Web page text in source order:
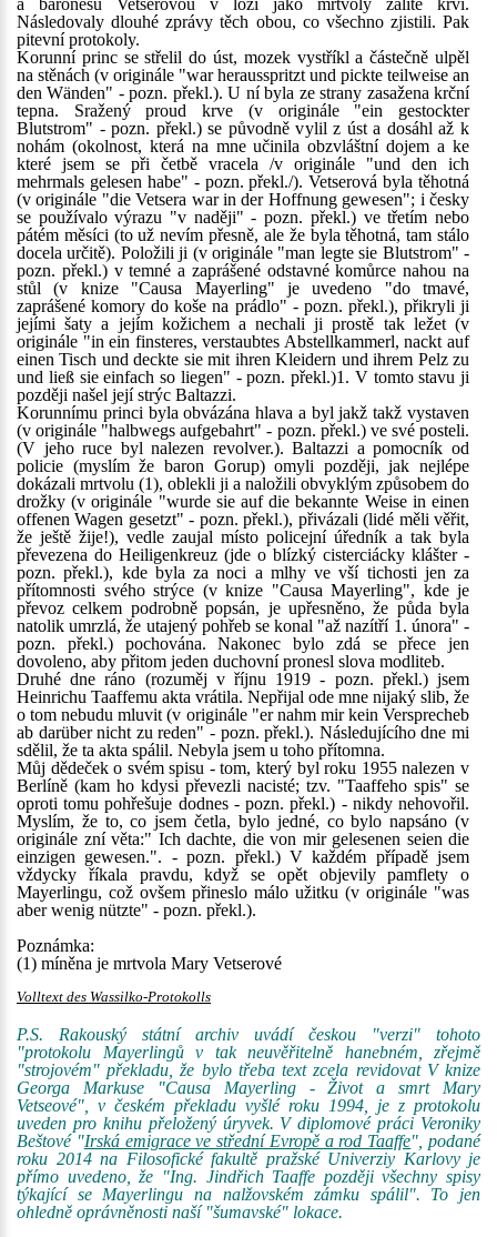
a baronesu Vetserovou v loži jako mrtvoly zalité krví.
Následovaly dlouhé zprávy těch obou, co všechno zjistili. Pak
pitevní protokoly.
Korunní princ se střelil do úst, mozek vystříkl a částečně ulpěl
na stěnách (v originále "war herausspritzt und pickte teilweise an
den Wänden" - pozn. překl.). U ní byla ze strany zasažena krční
tepna. Sražený proud krve (v originále "ein gestockter
Blutstrom" - pozn. překl.) se původně vylil z úst a dosáhl až k
nohám (okolnost, která na mne učinila obzvláštní dojem a ke
které jsem se při četbě vracela /v originále "und den ich
mehrmals gelesen habe" - pozn. překl./). Vetserová byla těhotná
(v originále "die Vetsera war in der Hoffnung gewesen"; i česky
se používalo výrazu "v naději" - pozn. překl.) ve třetím nebo
pátém měsíci (to už nevím přesně, ale že byla těhotná, tam stálo
docela určitě). Položili ji (v originále "man legte sie Blutstrom" -
pozn. překl.) v temné a zaprášené odstavné komůrce nahou na
stůl (v knize "Causa Mayerling" je uvedeno "do tmavé,
zaprášené komory do koše na prádlo" - pozn. překl.), přikryli ji
jejími šaty a jejím kožichem a nechali ji prostě tak ležet (v
originále "in ein finsteres, verstaubtes Abstellkammerl, nackt auf
einen Tisch und deckte sie mit ihren Kleidern und ihrem Pelz zu
und ließ sie einfach so liegen" - pozn. překl.)1. V tomto stavu ji
později našel její strýc Baltazzi.
Korunnímu princi byla obvázána hlava a byl jakž takž vystaven
(v originále "halbwegs aufgebahrt" - pozn. překl.) ve své posteli.
(V jeho ruce byl nalezen revolver.). Baltazzi a pomocník od
policie (myslím že baron Gorup) omyli později, jak nejlépe
dokázali mrtvolu (1), oblekli ji a naložili obvyklým způsobem do
drožky (v originále "wurde sie auf die bekannte Weise in einen
offenen Wagen gesetzt" - pozn. překl.), přivázali (lidé měli věřit,
že ještě žije!), vedle zaujal místo policejní úředník a tak byla
převezena do Heiligenkreuz (jde o blízký cisterciácky klášter -
pozn. překl.), kde byla za noci a mlhy ve vší tichosti jen za
přítomnosti svého strýce (v knize "Causa Mayerling", kde je
převoz celkem podrobně popsán, je upřesněno, že půda byla
natolik umrzlá, že utajený pohřeb se konal "až nazítří 1. února" -
pozn. překl.) pochována. Nakonec bylo zdá se přece jen
dovoleno, aby přitom jeden duchovní pronesl slova modliteb.
Druhé dne ráno (rozuměj v říjnu 1919 - pozn. překl.) jsem
Heinrichu Taaffemu akta vrátila. Nepřijal ode mne nijaký slib, že
o tom nebudu mluvit (v originále "er nahm mir kein Versprecheb
ab darüber nicht zu reden" - pozn. překl.). Následujícího dne mi
sdělil, že ta akta spálil. Nebyla jsem u toho přítomna.
Můj dědeček o svém spisu - tom, který byl roku 1955 nalezen v
Berlíně (kam ho kdysi převezli nacisté; tzv. "Taaffeho spis" se
oproti tomu pohřešuje dodnes - pozn. překl.) - nikdy nehovořil.
Myslím, že to, co jsem četla, bylo jedné, co bylo napsáno (v
originále zní věta:" Ich dachte, die von mir gelesenen seien die
einzigen gewesen.". - pozn. překl.) V každém případě jsem
vždycky říkala pravdu, když se opět objevily pamflety o
Mayerlingu, což ovšem přineslo málo užitku (v originále "was
aber wenig nützte" - pozn. překl.).
Poznámka:
(1) míněna je mrtvola Mary Vetserové
Volltext des Wassilko-Protokolls
P.S. Rakouský státní archiv uvádí českou "verzi" tohoto
"protokolu Mayerlingů v tak neuvěřitelně hanebném, zřejmě
"strojovém" překladu, že bylo třeba text zcela revidovat V knize
Georga Markuse "Causa Mayerling - Život a smrt Mary
Vetseové", v českém překladu vyšlé roku 1994, je z protokolu
uveden pro knihu přeložený úryvek. V diplomové práci Veroniky
Beštové "Irská emigrace ve střední Evropě a rod Taaffe", podané
roku 2014 na Filosofické fakultě pražské Univerziy Karlovy je
přímo uvedeno, že "Ing. Jindřich Taaffe později všechny spisy
týkající se Mayerlingu na nalžovském zámku spálil". To jen
ohledně oprávněnosti naší "šumavské" lokace.